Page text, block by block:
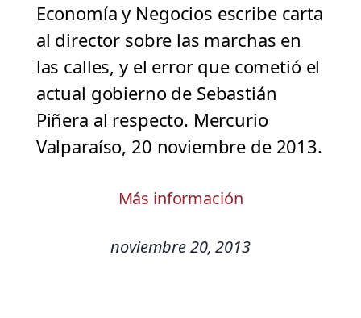
Economía y Negocios escribe carta
al director sobre las marchas en
las calles, y el error que cometió el
actual gobierno de Sebastián
Piñera al respecto. Mercurio
Valparaíso, 20 noviembre de 2013.
Más información
noviembre 20, 2013